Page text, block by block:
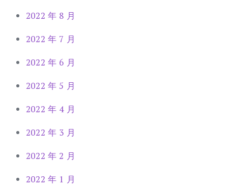
2022 年 8 月
2022 年 7 月
2022 年 6 月
2022 年 5 月
2022 年 4 月
2022 年 3 月
2022 年 2 月
2022 年 1 月